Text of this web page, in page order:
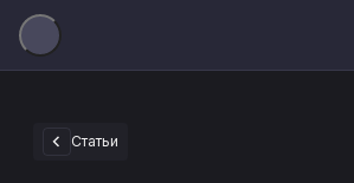
Статьи